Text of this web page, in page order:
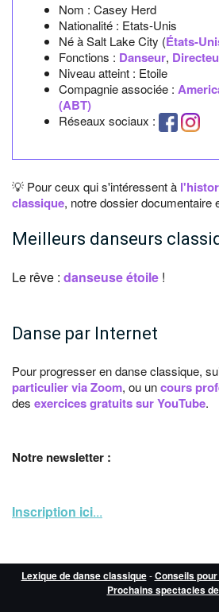
Nom : Casey Herd
Nationalité : Etats-Unis
Né àSalt Lake City (États-
Fonctions : Danseur,
Niveau atteint : Etoile
Compagnie associée :
(ABT)
Réseaux sociaux :
💡 Pour ceux qui s'intéressent à
classique, notre dossier documentaire
Meilleurs danseurs
Le rêve : danseuse étoile !
Danse par Internet
Pour progresser en danse classique,
particulier via Zoom, ou uncours
des exercices gratuits sur YouTube.
Notre newsletter :
Inscription ici...
Lexique de danse classique-Conseils
Prochains spectacles